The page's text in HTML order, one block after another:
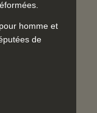
homme et
de